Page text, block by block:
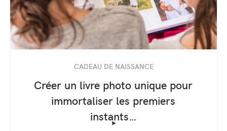
CADEAU DE NAISSANCE
Créer un livre photo unique pour
immortaliser les premiers
instants…
‣